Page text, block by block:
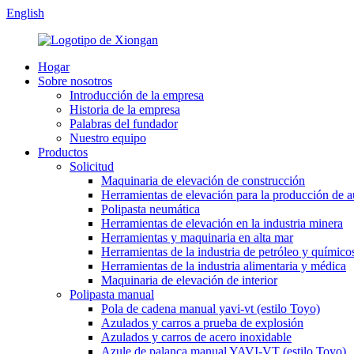
English
Hogar
Sobre nosotros
Introducción de la empresa
Historia de la empresa
Palabras del fundador
Nuestro equipo
Productos
Solicitud
Maquinaria de elevación de construcción
Herramientas de elevación para la producción de
Polipasta neumática
Herramientas de elevación en la industria minera
Herramientas y maquinaria en alta mar
Herramientas de la industria de petróleo y
Herramientas de la industria alimentaria y médica
Maquinaria de elevación de interior
Polipasta manual
Pola de cadena manual yavi-vt (estilo Toyo)
Azulados y carros a prueba de explosión
Azulados y carros de acero inoxidable
Azule de palanca manual YAVI-VT (estilo Toyo)